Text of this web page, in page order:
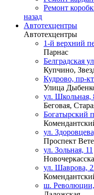
Ремонт
назад
Автотехцентры
Автотехцентры
1-й верхний
Парнас
Белградская
Купчино,
Кудрово, пр-
Улица
ул. Школьная,
Беговая,
Богатырский
ул.
Проспект
ул. Зольная, 11
ул. Шаврова,
ш. Революции,